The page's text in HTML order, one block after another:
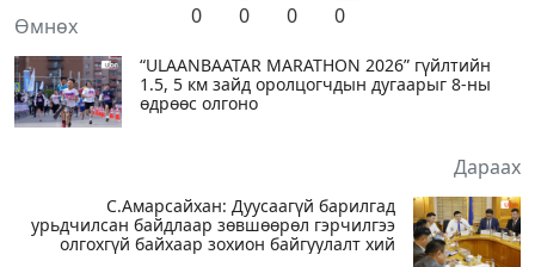
0 0 0 0
Өмнөх
“ULAANBAATAR MARATHON 2026” гүйлтийн
1.5, 5 км зайд оролцогчдын дугаарыг 8-ны
өдрөөс олгоно
Дараах
С.Амарсайхан: Дуусаагүй барилгад
урьдчилсан байдлаар зөвшөөрөл гэрчилгээ
олгохгүй байхаар зохион байгуулалт хий